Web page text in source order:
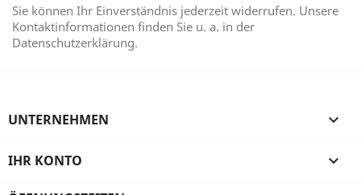
Sie können Ihr Einverständnis jederzeit widerrufen. Unsere
Kontaktinformationen finden Sie u. a. in der
Datenschutzerklärung.
UNTERNEHMEN 
IHR KONTO 